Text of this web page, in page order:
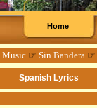
Home
Music☞ Sin Bandera☞
Spanish Lyrics